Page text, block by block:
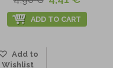
ADD TO CART
Add to
Wishlist